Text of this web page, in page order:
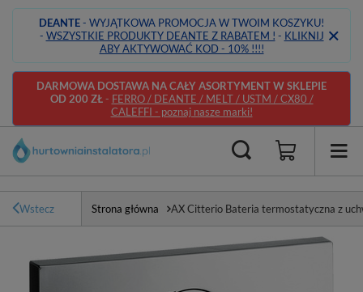
DEANTE- WYJĄTKOWA PROMOCJA W TWOIM KOSZYKU!
- WSZYSTKIE PRODUKTY DEANTE Z RABATEM ! - KLIKNIJ
ABY AKTYWOWAĆ KOD - 10% !!!!
DARMOWA DOSTAWA NA CAŁY ASORTYMENT W SKLEPIE
OD 200 ZŁ- FERRO / DEANTE / MELT / USTM / CX80 /
CALEFFI - poznaj nasze marki!
Wstecz Strona główna AX Citterio Bateria termostatyczna z